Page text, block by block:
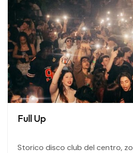
Full Up
Storico disco club del centro,